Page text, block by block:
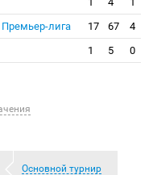
лига 17 67
4
1 5 0
Основной турнир